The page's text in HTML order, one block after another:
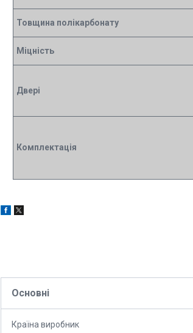
Товщина полікарбонату
Міцність
Двері
Комплектація
Основні
Країна виробник